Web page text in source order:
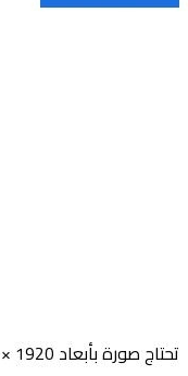
تحتاج صورة بأبعاد 1920 × 1080 بكسل بالضبط أو أي حجم مخصص؟